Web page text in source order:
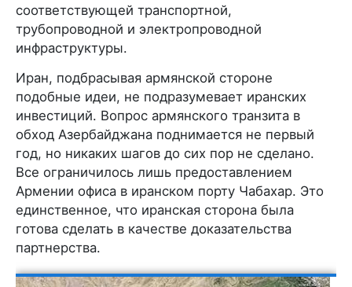
соответствующей транспортной,
трубопроводной и электропроводной
инфраструктуры.
Иран, подбрасывая армянской стороне
подобные идеи, не подразумевает иранских
инвестиций. Вопрос армянского транзита в
обход Азербайджана поднимается не первый
год, но никаких шагов до сих пор не сделано.
Все ограничилось лишь предоставлением
Армении офиса в иранском порту Чабахар. Это
единственное, что иранская сторона была
готова сделать в качестве доказательства
партнерства.